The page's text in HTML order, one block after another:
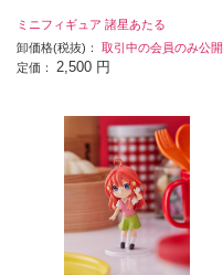
ミニフィギュア 諸星あたる
卸価格(税抜)： 取引中の会員のみ公開
定価： 2,500 円